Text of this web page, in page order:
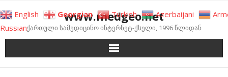
to
content
www.medgeo.net
ქართული სამედიცინო ინტერნეტ-ქსელი, 1996 წლიდან
English Georgian Turkish Azerbaijani
Russian